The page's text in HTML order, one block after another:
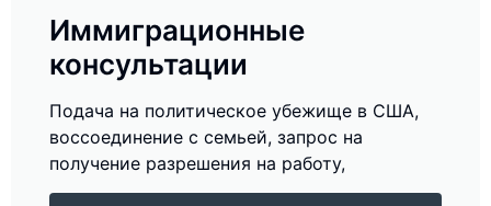
Иммиграционные
консультации
Подача на политическое убежище в США,
воссоединение с семьей, запрос на
получение разрешения на работу,